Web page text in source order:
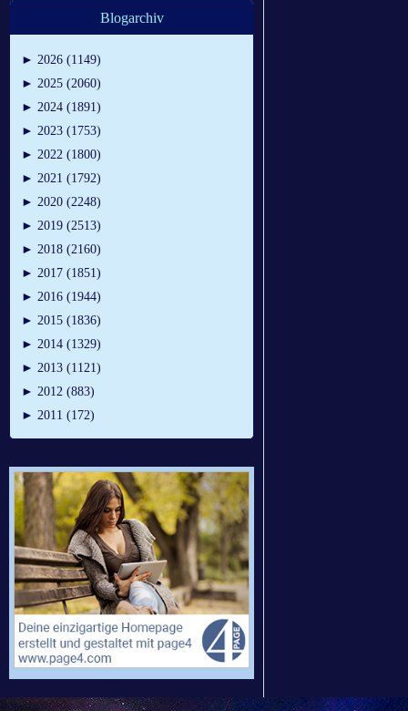
Blogarchiv
► 2026 (1149)
► 2025 (2060)
► 2024 (1891)
► 2023 (1753)
► 2022 (1800)
► 2021 (1792)
► 2020 (2248)
► 2019 (2513)
► 2018 (2160)
► 2017 (1851)
► 2016 (1944)
► 2015 (1836)
► 2014 (1329)
► 2013 (1121)
► 2012 (883)
► 2011 (172)